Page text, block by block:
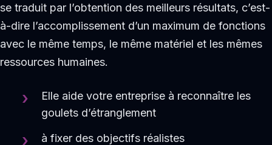
se traduit par l’obtention des meilleurs résultats, c’est-
à-dire l’accomplissement d’un maximum de fonctions
avec le même temps, le même matériel et les mêmes
ressources humaines.
Elle aide votre entreprise à reconnaître les
goulets d’étranglement
à fixer des objectifs réalistes